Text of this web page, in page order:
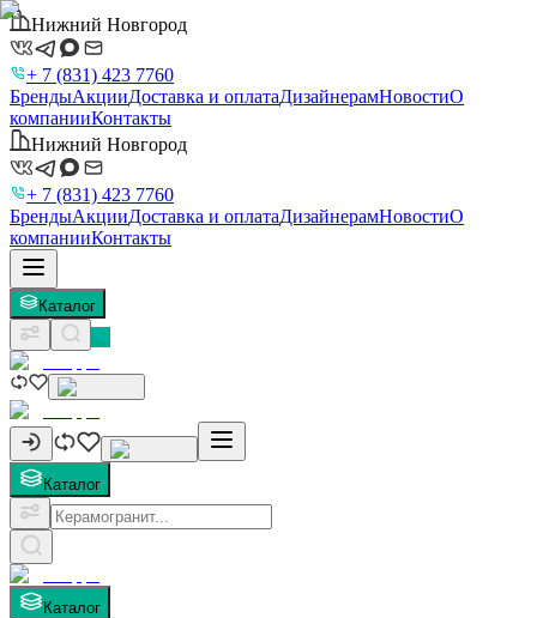
Нижний Новгород
+ 7 (831) 423 7760
БрендыАкцииДоставка и оплатаДизайнерамНовостиО
компанииКонтакты
Нижний Новгород
+ 7 (831) 423 7760
БрендыАкцииДоставка и оплатаДизайнерамНовостиО
компанииКонтакты
Каталог
Каталог
Каталог